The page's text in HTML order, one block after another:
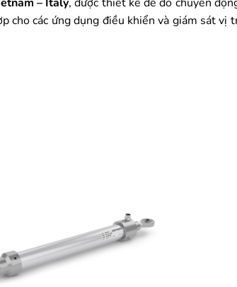
cho các ứng dụng điều khiển và giám sát